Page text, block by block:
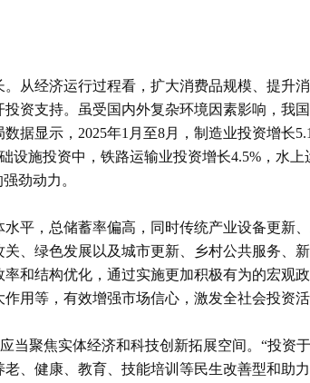
从经济运行过程看，扩大消费品规模、提升
资支持。虽受国内外复杂环境因素影响，我
据显示，2025年1月至8月，制造业投资增长
设施投资中，铁路运输业投资增长4.5%，水上
劲动力。
平，总储蓄率偏高，同时传统产业设备更新、
、绿色发展以及城市更新、乡村公共服务、
和结构优化，通过实施更加积极有为的宏观
用等，有效增强市场信心，激发全社会投资活
当聚焦实体经济和科技创新拓展空间。“投资
、健康、教育、技能培训等民生改善型和助